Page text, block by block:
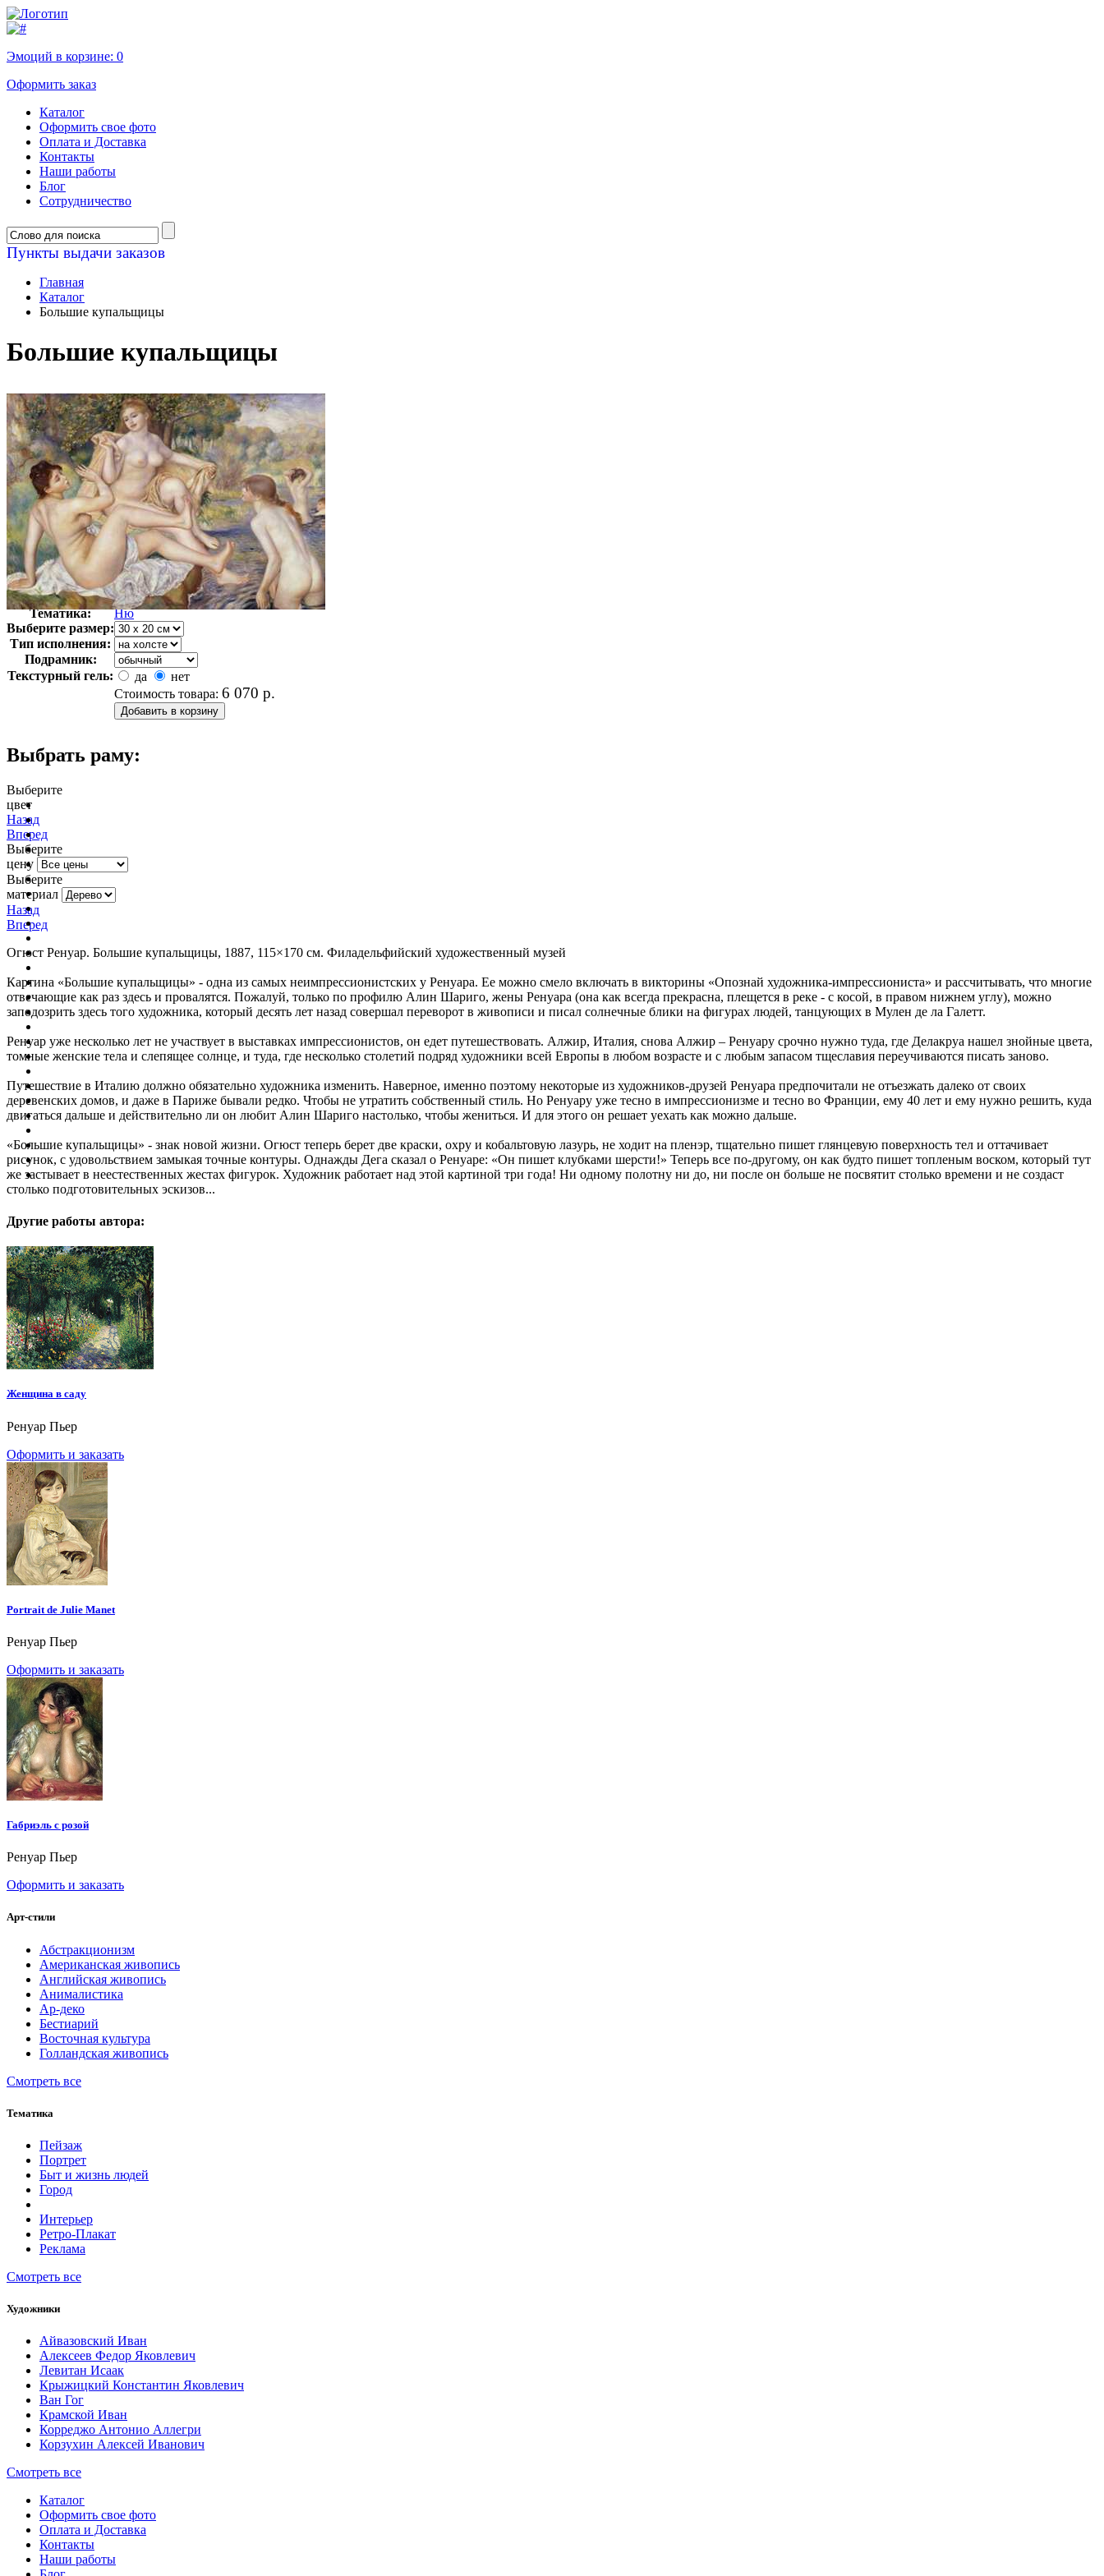
Эмоций в корзине: 0
Оформить заказ
Каталог
Оформить свое фото
Оплата и Доставка
Контакты
Наши работы
Блог
Сотрудничество
Пункты выдачи заказов
Главная
Каталог
Большие купальщицы
Большие купальщицы
Автор:
Ренуар Пьер
Арт-стиль
Импрессионизм
Тематика:
Ню
Выберите размер:
Тип исполнения:
Подрамник:
Текстурный гель:
да
нет
Стоимость товара: 6 070 р.
Выбрать раму:
Выберите
цвет
Назад
Вперед
Выберите
цену
Выберите
материал
Назад
Вперед
Огюст Ренуар. Большие купальщицы, 1887, 115×170 см. Филадельфийский художественный музей
Картина «Большие купальщицы» - одна из самых неимпрессионистских у Ренуара. Ее можно смело включать в викторины «Опознай художника-импрессиониста» и рассчитывать, что многие
отвечающие как раз здесь и провалятся. Пожалуй, только по профилю Алин Шариго, жены Ренуара (она как всегда прекрасна, плещется в реке - с косой, в правом нижнем углу), можно
заподозрить здесь того художника, который десять лет назад совершал переворот в живописи и писал солнечные блики на фигурах людей, танцующих в Мулен де ла Галетт.
Ренуар уже несколько лет не участвует в выставках импрессионистов, он едет путешествовать. Алжир, Италия, снова Алжир – Ренуару срочно нужно туда, где Делакруа нашел знойные цвета,
томные женские тела и слепящее солнце, и туда, где несколько столетий подряд художники всей Европы в любом возрасте и с любым запасом тщеславия переучиваются писать заново.
Путешествие в Италию должно обязательно художника изменить. Наверное, именно поэтому некоторые из художников-друзей Ренуара предпочитали не отъезжать далеко от своих
деревенских домов, и даже в Париже бывали редко. Чтобы не утратить собственный стиль. Но Ренуару уже тесно в импрессионизме и тесно во Франции, ему 40 лет и ему нужно решить, куда
двигаться дальше и действительно ли он любит Алин Шариго настолько, чтобы жениться. И для этого он решает уехать как можно дальше.
«Большие купальщицы» - знак новой жизни. Огюст теперь берет две краски, охру и кобальтовую лазурь, не ходит на пленэр, тщательно пишет глянцевую поверхность тел и оттачивает
рисунок, с удовольствием замыкая точные контуры. Однажды Дега сказал о Ренуаре: «Он пишет клубками шерсти!» Теперь все по-другому, он как будто пишет топленым воском, который тут
же застывает в неестественных жестах фигурок. Художник работает над этой картиной три года! Ни одному полотну ни до, ни после он больше не посвятит столько времени и не создаст
столько подготовительных эскизов...
Другие работы автора:
Женщина в саду
Ренуар Пьер
Оформить и заказать
Portrait de Julie Manet
Ренуар Пьер
Оформить и заказать
Габриэль с розой
Ренуар Пьер
Оформить и заказать
Арт-стили
Абстракционизм
Американская живопись
Английская живопись
Анималистика
Ар-деко
Бестиарий
Восточная культура
Голландская живопись
Смотреть все
Тематика
Пейзаж
Портрет
Быт и жизнь людей
Город
Интерьер
Ретро-Плакат
Реклама
Смотреть все
Художники
Айвазовский Иван
Алексеев Федор Яковлевич
Левитан Исаак
Крыжицкий Константин Яковлевич
Ван Гог
Крамской Иван
Корреджо Антонио Аллегри
Корзухин Алексей Иванович
Смотреть все
Каталог
Оформить свое фото
Оплата и Доставка
Контакты
Наши работы